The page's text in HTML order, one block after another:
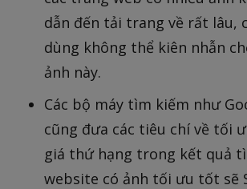
dẫn đến tải trang về rất lâu,
dùng không thể kiên nhẫn
ảnh này.
Các bộ máy tìm kiếm như
cũng đưa các tiêu chí về tối
giá thứ hạng trong kết quả
website có ảnh tối ưu tốt sẽ